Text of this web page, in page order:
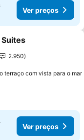
Ver preços
aos favoritos
2.950
terraço com vista para o mar
Ver preços